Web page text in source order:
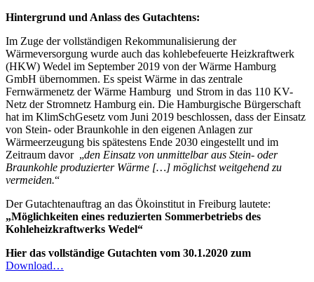
Hintergrund und Anlass des Gutachtens:
Im Zuge der vollständigen Rekommunalisierung der
Wärmeversorgung wurde auch das kohlebefeuerte Heizkraftwerk
(HKW) Wedel im September 2019 von der Wärme Hamburg
GmbH übernommen. Es speist Wärme in das zentrale
Fernwärmenetz der Wärme Hamburg und Strom in das 110 KV-
Netz der Stromnetz Hamburg ein. Die Hamburgische Bürgerschaft
hat im KlimSchGesetz vom Juni 2019 beschlossen, dass der Einsatz
von Stein- oder Braunkohle in den eigenen Anlagen zur
Wärmeerzeugung bis spätestens Ende 2030 eingestellt und im
Zeitraum davor „den Einsatz von unmittelbar aus Stein- oder
Braunkohle produzierter Wärme […] möglichst weitgehend zu
vermeiden.“
Der Gutachtenauftrag an das Ökoinstitut in Freiburg lautete:
„Möglichkeiten eines reduzierten Sommerbetriebs des
Kohleheizkraftwerks Wedel“
Hier das vollständige Gutachten vom 30.1.2020 zum
Download…